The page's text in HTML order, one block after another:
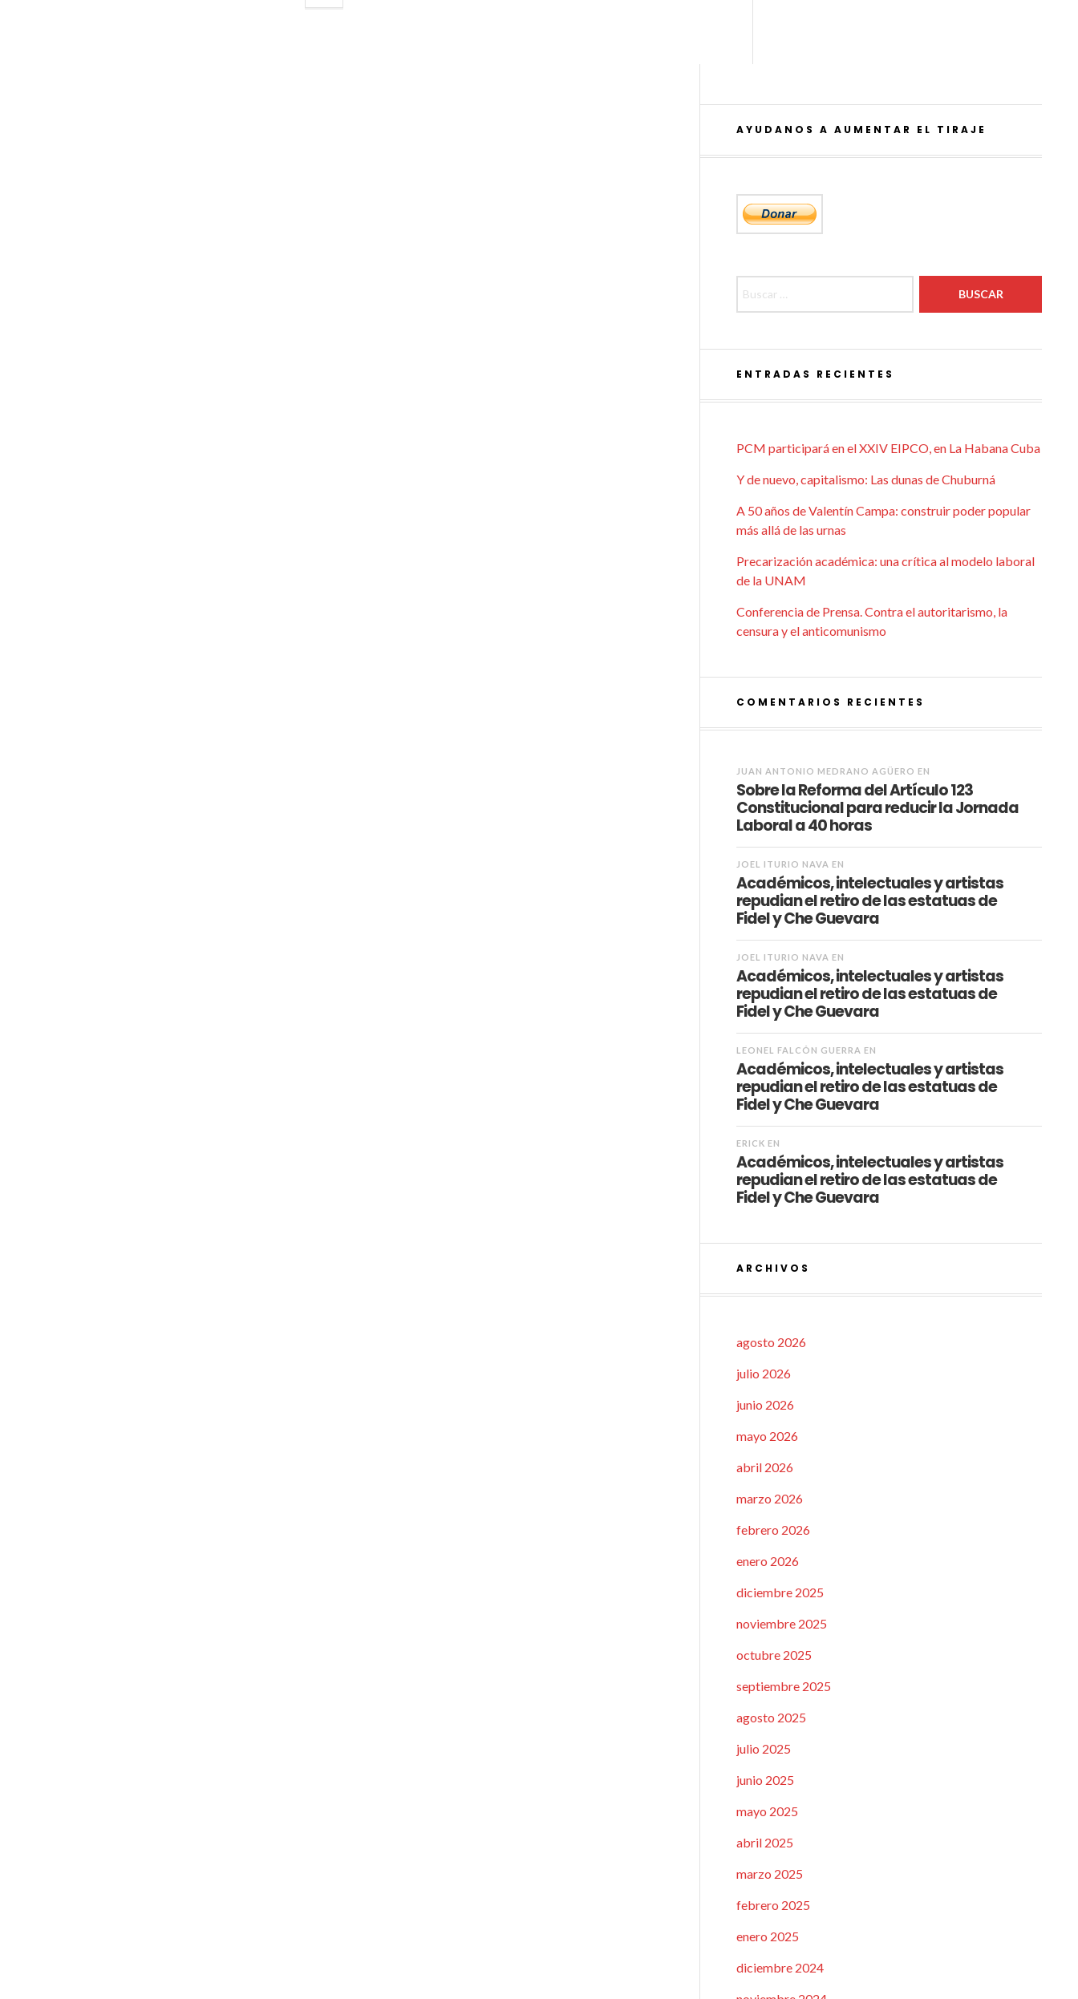
AYUDANOS A AUMENTAR EL TIRAJE
ENTRADAS RECIENTES
PCM participará en el XXIV EIPCO, en La Habana Cuba
Y de nuevo, capitalismo: Las dunas de Chuburná
A 50 años de Valentín Campa: construir poder popular
más allá de las urnas
Precarización académica: una crítica al modelo laboral
de la UNAM
Conferencia de Prensa. Contra el autoritarismo, la
censura y el anticomunismo
COMENTARIOS RECIENTES
JUAN ANTONIO MEDRANO AGÜERO EN
Sobre la Reforma del Artículo 123
Constitucional para reducir la Jornada
Laboral a 40 horas
JOEL ITURIO NAVA EN
Académicos, intelectuales y artistas
repudian el retiro de las estatuas de
Fidel y Che Guevara
JOEL ITURIO NAVA EN
Académicos, intelectuales y artistas
repudian el retiro de las estatuas de
Fidel y Che Guevara
LEONEL FALCÓN GUERRA EN
Académicos, intelectuales y artistas
repudian el retiro de las estatuas de
Fidel y Che Guevara
ERICK EN
Académicos, intelectuales y artistas
repudian el retiro de las estatuas de
Fidel y Che Guevara
ARCHIVOS
agosto 2026
julio 2026
junio 2026
mayo 2026
abril 2026
marzo 2026
febrero 2026
enero 2026
diciembre 2025
noviembre 2025
octubre 2025
septiembre 2025
agosto 2025
julio 2025
junio 2025
mayo 2025
abril 2025
marzo 2025
febrero 2025
enero 2025
diciembre 2024